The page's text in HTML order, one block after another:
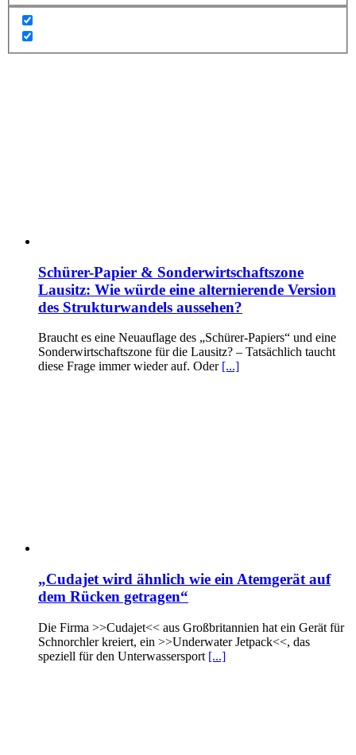
Schürer-Papier & Sonderwirtschaftszone
Lausitz: Wie würde eine alternierende Version
des Strukturwandels aussehen?
Braucht es eine Neuauflage des „Schürer-Papiers“ und eine
Sonderwirtschaftszone für die Lausitz? – Tatsächlich taucht
diese Frage immer wieder auf. Oder [...]
„Cudajet wird ähnlich wie ein Atemgerät auf
dem Rücken getragen“
Die Firma >>Cudajet<< aus Großbritannien hat ein Gerät für
Schnorchler kreiert, ein >>Underwater Jetpack<<, das
speziell für den Unterwassersport [...]